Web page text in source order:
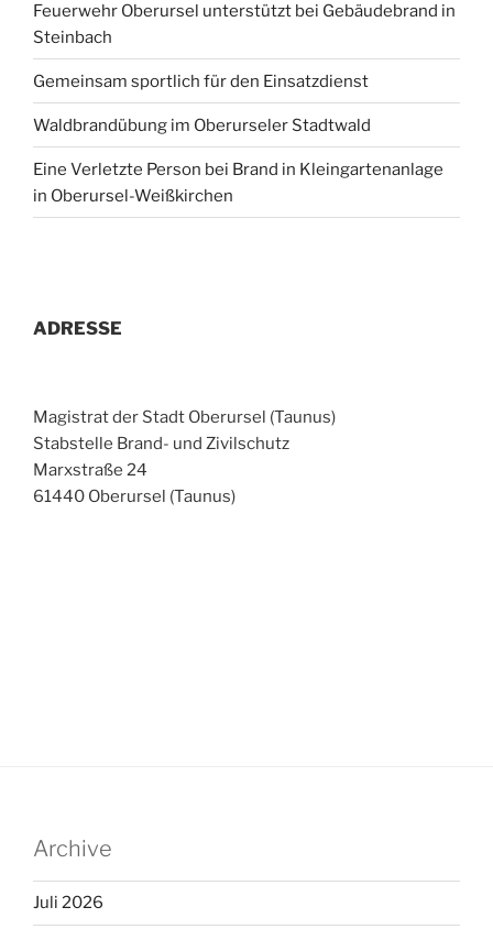
Feuerwehr Oberursel unterstützt bei Gebäudebrand in
Steinbach
Gemeinsam sportlich für den Einsatzdienst
Waldbrandübung im Oberurseler Stadtwald
Eine Verletzte Person bei Brand in Kleingartenanlage
in Oberursel-Weißkirchen
ADRESSE
Magistrat der Stadt Oberursel (Taunus)
Stabstelle Brand- und Zivilschutz
Marxstraße 24
61440 Oberursel (Taunus)
Archive
Juli 2026